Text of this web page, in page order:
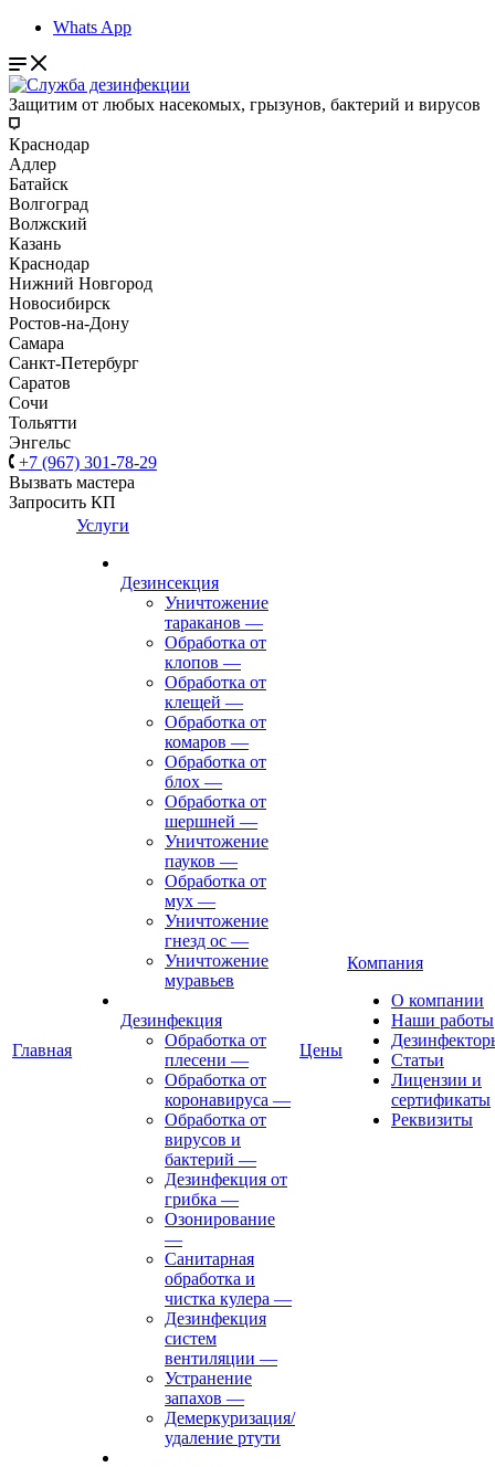
Whats App
Защитим от любых насекомых, грызунов, бактерий и вирусов
Краснодар
Адлер
Батайск
Волгоград
Волжский
Казань
Краснодар
Нижний Новгород
Новосибирск
Ростов-на-Дону
Самара
Санкт-Петербург
Саратов
Сочи
Тольятти
Энгельс
+7 (967) 301-78-29
Вызвать мастера
Запросить КП
Главная
Услуги
Дезинсекция
Уничтожение
тараканов —
Обработка от
клопов —
Обработка от
клещей —
Обработка от
комаров —
Обработка от
блох —
Обработка от
шершней —
Уничтожение
пауков —
Обработка от
мух —
Уничтожение
гнезд ос —
Уничтожение
муравьев
Дезинфекция
Обработка от
плесени —
Обработка от
коронавируса —
Обработка от
вирусов и
бактерий —
Дезинфекция от
грибка —
Озонирование
—
Санитарная
обработка и
чистка кулера —
Дезинфекция
систем
вентиляции —
Устранение
запахов —
Демеркуризация/
удаление ртути
Цены
Компания
О компании
Наши работы
Статьи
Лицензии и
сертификаты
Реквизиты